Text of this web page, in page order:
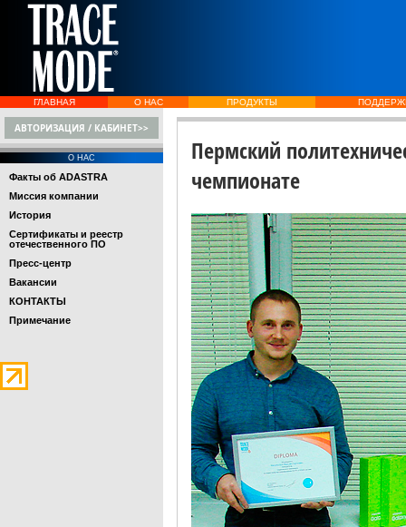
ГЛАВНАЯ О НАС ПРОДУКТЫ
АВТОРИЗАЦИЯ / КАБИНЕТ>>
О НАС
Факты об ADASTRA
Миссия компании
История
Сертификаты и реестр
отечественного ПО
Пресс-центр
Вакансии
КОНТАКТЫ
Примечание
Пермский
чемпионате